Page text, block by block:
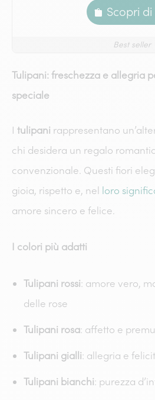
Scopri di
Best seller
Tulipani: freschezza e allegria
speciale
I tulipani rappresentano
chi desidera un regalo
convenzionale. Questi fiori
gioia, rispetto e, nel loro
amore sincero e felice.
I colori più adatti
Tulipani rossi: amore vero,
delle rose
Tulipani rosa: affetto e
Tulipani gialli: allegria e
Tulipani bianchi: purezza